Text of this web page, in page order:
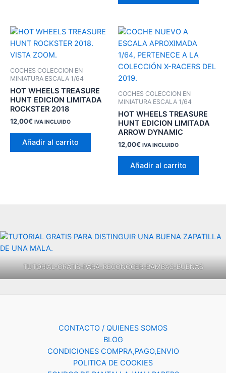
COCHES COLECCION EN
MINIATURA ESCALA 1/64
HOT WHEELS TREASURE
HUNT EDICION LIMITADA
ROCKSTER 2018
12,00€ IVA INCLUIDO
Añadir al carrito
COCHES COLECCION EN
MINIATURA ESCALA 1/64
HOT WHEELS TREASURE
HUNT EDICION LIMITADA
ARROW DYNAMIC
12,00€ IVA INCLUIDO
Añadir al carrito
TUTORIAL-GRATIS-PARA-RECONOCER-BAMBAS-BUENAS
CONTACTO / QUIENES SOMOS
BLOG
CONDICIONES COMPRA,PAGO,ENVIO
POLITICA DE COOKIES